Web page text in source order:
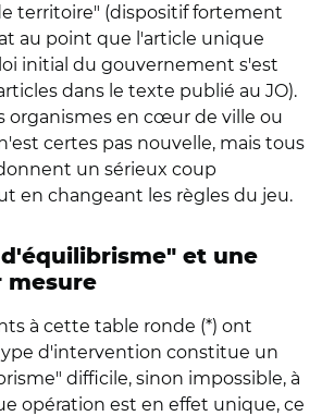
territoire" (dispositif fortement
au point que l'article unique
initial du gouvernement s'est
dans le texte publié au JO).
organismes en cœur de ville ou
certes pas nouvelle, mais tous
un sérieux coup
en changeant les règles du jeu.
et une
mesure
à cette table ronde (*) ont
d'intervention constitue un
difficile, sinon impossible, à
opération est en effet unique, ce